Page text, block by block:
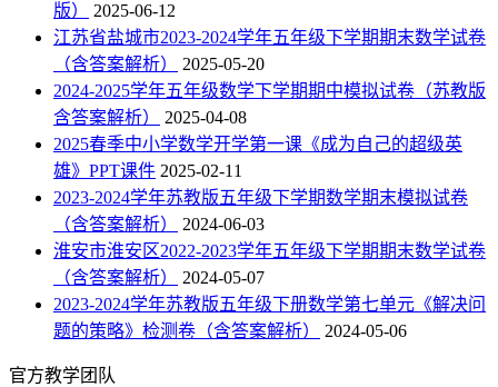
版）
2025-06-12
江苏省盐城市2023-2024学年五年级下学期期末数学试卷
（含答案解析）
2025-05-20
2024-2025学年五年级数学下学期期中模拟试卷（苏教版
含答案解析）
2025-04-08
2025春季中小学数学开学第一课《成为自己的超级英
雄》PPT课件 2025-02-11
2023-2024学年苏教版五年级下学期数学期末模拟试卷
（含答案解析）
2024-06-03
淮安市淮安区2022-2023学年五年级下学期期末数学试卷
（含答案解析）
2024-05-07
2023-2024学年苏教版五年级下册数学第七单元《解决问
题的策略》检测卷（含答案解析）
2024-05-06
官方教学团队